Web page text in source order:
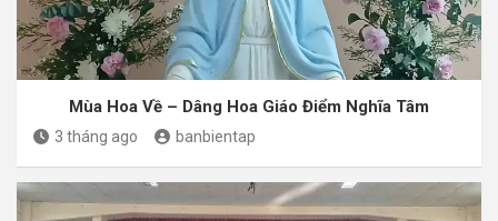
Mùa Hoa Về – Dâng Hoa Giáo Điểm Nghĩa Tâm
3 tháng ago banbientap